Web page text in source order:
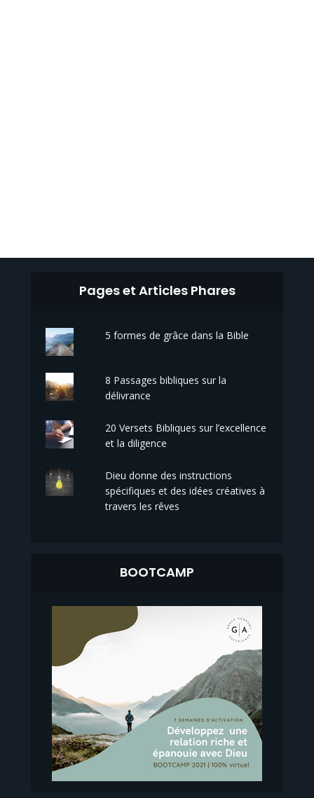
Pages et Articles Phares
5 formes de grâce dans la Bible
8 Passages bibliques sur la
délivrance
20 Versets Bibliques sur l’excellence
et la diligence
Dieu donne des instructions
spécifiques et des idées créatives à
travers les rêves
BOOTCAMP